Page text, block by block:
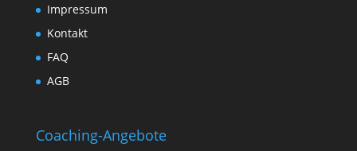
Impressum
Kontakt
FAQ
AGB
Coaching-Angebote